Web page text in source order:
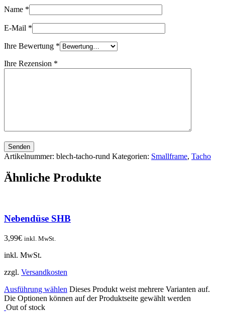
Name *
E-Mail *
Ihre Bewertung *
Ihre Rezension *
Senden
Artikelnummer: blech-tacho-rund Kategorien: Smallframe, Tacho
Ähnliche Produkte
Nebendüse SHB
3,99€ inkl. MwSt.
inkl. MwSt.
zzgl. Versandkosten
Ausführung wählen Dieses Produkt weist mehrere Varianten auf.
Die Optionen können auf der Produktseite gewählt werden
Out of stock